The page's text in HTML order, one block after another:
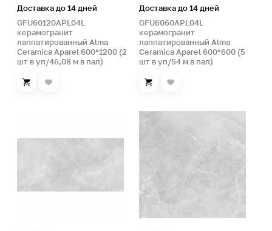
Доставка до 14 дней
GFU60120APL04L
керамогранит
лаппатированный Alma
Ceramica Aparel 600*1200 (2
шт в уп/46,08 м в пал)
Доставка до 14 дней
GFU6060APL04L
керамогранит
лаппатированный Alma
Ceramica Aparel 600*600 (5
шт в уп/54 м в пал)